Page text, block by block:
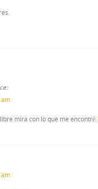
mira con lo que me encontré: